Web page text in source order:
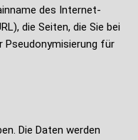
des Internet-
die Seiten, die Sie bei
Pseudonymisierung für
Die Daten werden